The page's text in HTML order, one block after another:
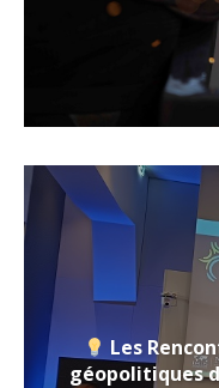
Les
géopolitiques